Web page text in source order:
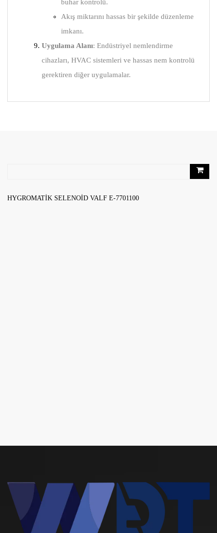
buhar kontrolü.
Akış miktarını hassas bir şekilde düzenleme
imkanı.
Uygulama Alanı: Endüstriyel nemlendirme
cihazları, HVAC sistemleri ve hassas nem kontrolü
gerektiren diğer uygulamalar.
HYGROMATIK SELENOID VALF E-7701100